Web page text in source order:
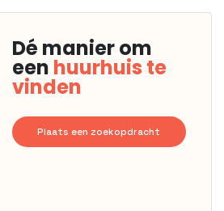
Dé manier om
een huurhuis te
vinden
Plaats een zoekopdracht